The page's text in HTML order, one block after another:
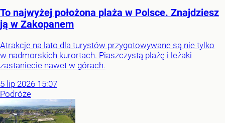
To najwyżej położona plaża w Polsce. Znajdziesz
ją w Zakopanem
Atrakcje na lato dla turystów przygotowywane są nie tylko
w nadmorskich kurortach. Piaszczystą plażę i leżaki
zastaniecie nawet w górach.
5 lip 2026 15:07
Podróże